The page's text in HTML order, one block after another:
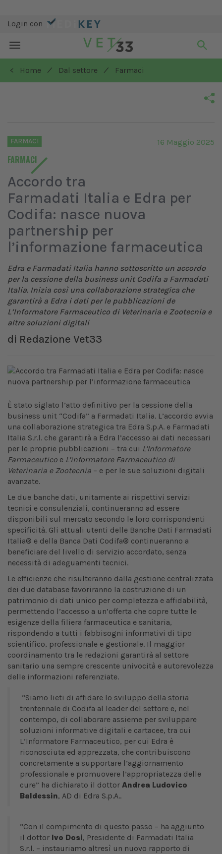
Login con
Toggle
navigation
< Home
/ Dal settore / Farmaci
FARMACI
FARMACI
16 Maggio 2025
Accordo tra
Farmadati Italia e Edra per
Codifa: nasce nuova
partnership per
l’informazione farmaceutica
Edra e Farmadati Italia hanno sottoscritto un accordo
per la cessione della business unit Codifa a Farmadati
Italia. Inizia così una collaborazione strategica che
garantirà a Edra i dati per le pubblicazioni de
L’Informatore Farmaceutico di Veterinaria e Zootecnia e
altre soluzioni digitali
di Redazione Vet33
È stato siglato l’atto definitivo per la cessione della
business unit “Codifa” a Farmadati Italia. L’accordo avvia
una collaborazione strategica tra Edra S.p.A. e Farmadati
Italia S.r.l. che garantirà a Edra l’accesso ai dati necessari
per le proprie pubblicazioni – tra cui L’Informatore
Farmaceutico e L’informatore Farmaceutico di
Veterinaria e Zootecnia – e per le sue soluzioni digitali
avanzate.
Le due banche dati, unitamente ai rispettivi servizi
tecnici e consulenziali, continueranno ad essere
disponibili sul mercato secondo le loro corrispondenti
specificità. Gli attuali utenti delle Banche Dati Farmadati
Italia® e della Banca Dati Codifa® continueranno a
beneficiare del livello di servizio accordato, senza
necessità di adeguamenti tecnici.
Le efficienze che risulteranno dalla gestione centralizzata
dei due database favoriranno la costruzione di un
patrimonio di dati unico per completezza e affidabilità,
permettendo l’accesso a un’offerta che copre tutte le
esigenze della filiera farmaceutica e sanitaria,
rispondendo a tutti i fabbisogni informativi di tipo
scientifico, professionale e gestionale. Il maggior
coordinamento tra le redazioni garantirà al settore
sanitario una sempre crescente univocità e autorevolezza
delle informazioni referenziate.
“Siamo lieti di affidare lo sviluppo della storia
trentennale di Codifa al leader del settore e, nel
contempo, di collaborare assieme per sviluppare
soluzioni informative digitali e cartacee, tra cui
L’Informatore Farmaceutico, per cui Edra è
riconosciuta ed apprezzata, che contribuiscono
concretamente a supportare l’aggiornamento
professionale e promuovere l’appropriatezza delle
cure” ha dichiarato il dottor Andrea Ludovico
Baldessin, AD di Edra S.p.A..
“Con il compimento di questo passo – ha aggiunto
il dottor Ivo Dosi, Presidente di Farmadati Italia
S.r.l. – instauriamo altresì un nuovo rapporto di